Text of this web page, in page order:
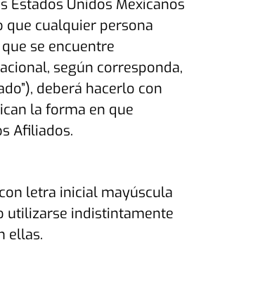
Estados Unidos Mexicanos
que cualquier persona
se encuentre
según corresponda,
”), deberá hacerlo con
la forma en que
Afiliados.
letra inicial mayúscula
utilizarse indistintamente
ellas.